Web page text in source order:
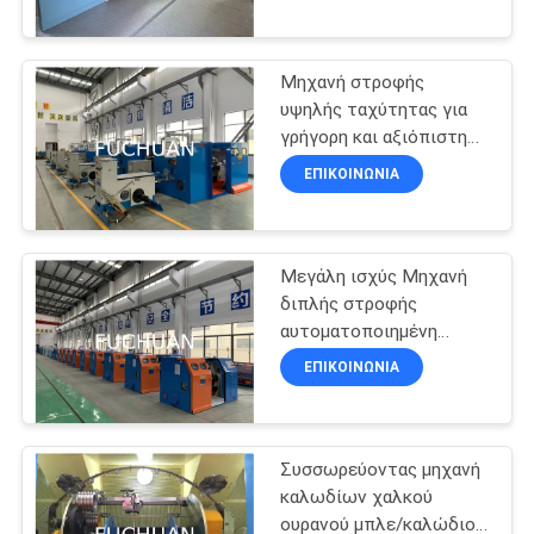
ΕΜΆΣ
ΕΠΙΣΚΈΨΕΙΣ
ΣΤΟ
ΕΡΓΟΣΤΆΣΙΟ
ΈΛΕΓΧΟΣ
ΠΟΙΌΤΗΤΑΣ
ΕΠΙΚΟΙΝΩΝΉΣΤΕ
ΜΑΖΊ
ΜΑΣ
διπλή στρεβλότητα
bunching μηχανή
88
Συσσωρεύοντας
μηχανή καλωδίων
Μηχανή στροφής
υψηλής ταχύτητας για
γρήγορη και αξιόπιστη
παραγωγή
ΕΠΙΚΟΙΝΩΝΊΑ
Μεγάλη ισχύς Μηχανή
διπλής στροφής
αυτοματοποιημένη
5000KG Δυνατότητα
220V/380V
ΕΠΙΚΟΙΝΩΝΊΑ
Συσσωρεύοντας μηχανή
καλωδίων χαλκού
ουρανού μπλε/καλώδιο